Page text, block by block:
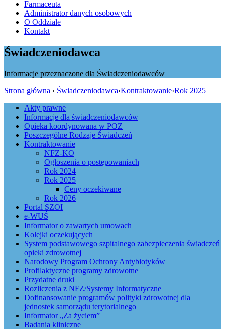
Farmaceuta
Administrator danych osobowych
O Oddziale
Kontakt
Świadczeniodawca
Informacje przeznaczone dla Świadczeniodawców
Strona główna › Świadczeniodawca›Kontraktowanie›Rok 2025
Akty prawne
Informacje dla świadczeniodawców
Opieka koordynowana w POZ
Poszczególne Rodzaje Świadczeń
Kontraktowanie
NFZ-KO
Ogłoszenia o postępowaniach
Rok 2024
Rok 2025
Ceny oczekiwane
Rok 2026
Portal SZOI
e-WUŚ
Informator o zawartych umowach
Kolejki oczekujących
System podstawowego szpitalnego zabezpieczenia świadczeń
opieki zdrowotnej
Narodowy Program Ochrony Antybiotyków
Profilaktyczne programy zdrowotne
Przydatne druki
Rozliczenia z NFZ/Systemy Informatyczne
Dofinansowanie programów polityki zdrowotnej dla
jednostek samorządu terytorialnego
Informator „Za życiem”
Badania kliniczne